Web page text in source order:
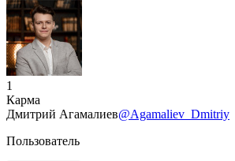
1
Карма
Дмитрий Агамалиев@Agamaliev_Dmitriy
Пользователь